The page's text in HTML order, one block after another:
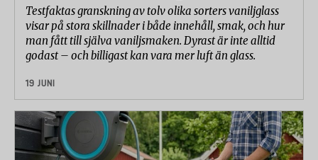
Testfaktas granskning av tolv olika sorters vaniljglass
visar på stora skillnader i både innehåll, smak, och hur
man fått till själva vaniljsmaken. Dyrast är inte alltid
godast – och billigast kan vara mer luft än glass.
19 JUNI